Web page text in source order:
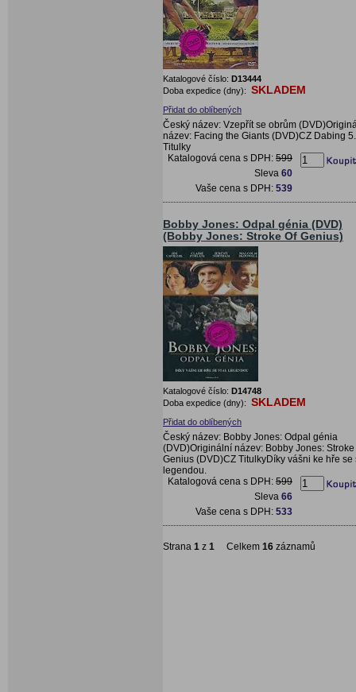
Katalogové číslo: D13444
Doba expedice (dny): SKLADEM
Přidat do oblíbených
Český název: Vzepřít se obrům
název: Facing the Giants (DVD)CZ Dabing
Titulky
Katalogová cena s DPH: 599
Sleva 60
Vaše cena s DPH: 539
Bobby Jones: Odpal génia (DVD)
(Bobby Jones: Stroke Of Genius)
Katalogové číslo: D14748
Doba expedice (dny): SKLADEM
Přidat do oblíbených
Český název: Bobby Jones: Odpal génia
(DVD)Originální název: Bobby Jones: Stroke
Genius (DVD)CZ TitulkyDíky vášni ke hře se
legendou.
Katalogová cena s DPH: 599
Sleva 66
Vaše cena s DPH: 533
Strana 1 z 1 Celkem 16 záznamů